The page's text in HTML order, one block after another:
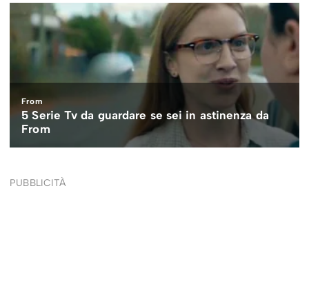
PUBBLICITÀ